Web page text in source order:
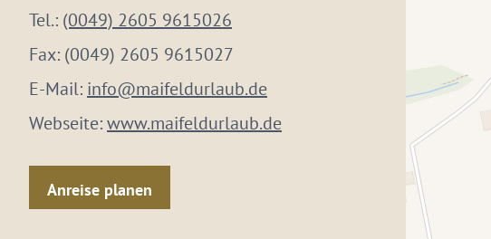
Tel.: (0049) 2605 9615026
Fax: (0049) 2605 9615027
E-Mail: info@maifeldurlaub.de
Webseite:www.maifeldurlaub.de
Anreise planen